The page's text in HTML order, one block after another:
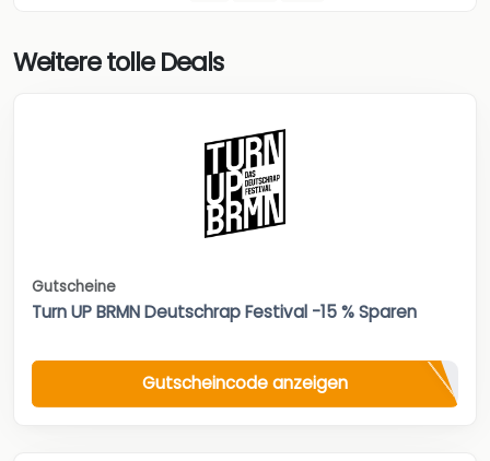
Weitere tolle Deals
Gutscheine
Turn UP BRMN Deutschrap Festival -15 % Sparen
Gutscheincode anzeigen